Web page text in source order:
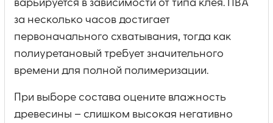
варьируется в зависимости от типа клея. ПВА
за несколько часов достигает
первоначального схватывания, тогда как
полиуретановый требует значительного
времени для полной полимеризации.
При выборе состава оцените влажность
древесины – слишком высокая негативно